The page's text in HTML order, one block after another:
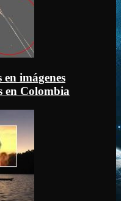
imágenes
en Colombia